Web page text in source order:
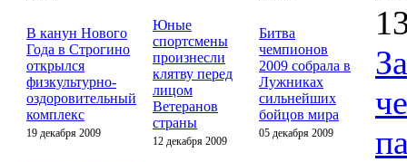
В канун Нового
Года в Строгино
открылся
физкультурно-
оздоровительный
комплекс
19 декабря 2009
Юные
спортсмены
произнесли
клятву перед
лицом
Ветеранов
страны
12 декабря 2009
Битва
чемпионов
2009 собрала в
Лужниках
сильнейших
бойцов мира
05 декабря 2009